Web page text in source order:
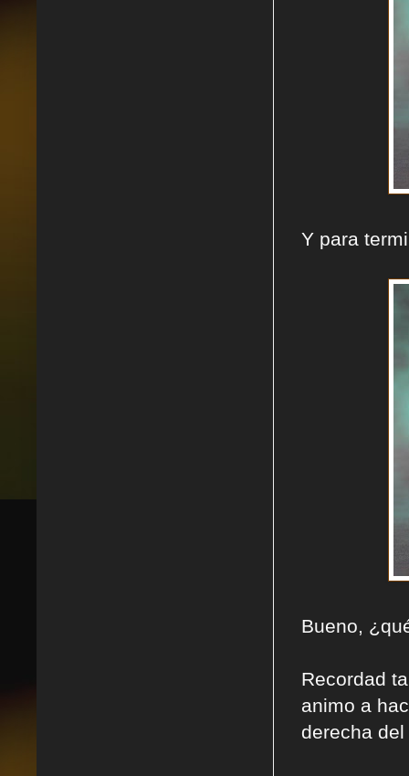
Y para
Bueno,
Recordad
animo a
derecha